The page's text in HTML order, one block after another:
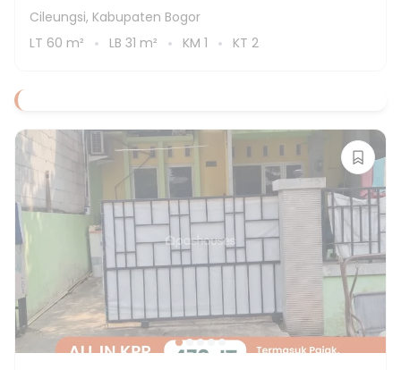
Cileungsi, Kabupaten Bogor
LT 60 m² LB 31 m² KM 1 KT 2